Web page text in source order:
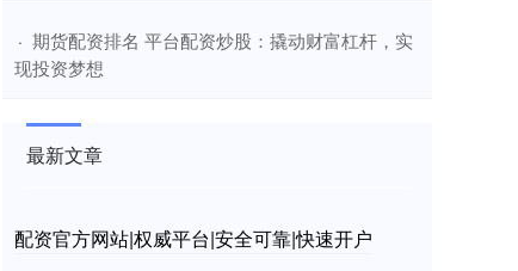
· ​期货配资排名 平台配资炒股：撬动财富杠杆，实
现投资梦想
最新文章
配资官方网站|权威平台|安全可靠|快速开户